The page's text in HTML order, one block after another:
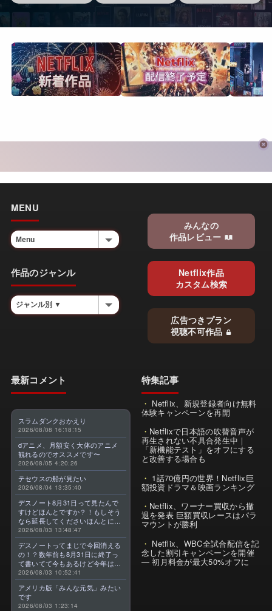
MENU
作品のジャンル
みんなの
作品レビュー
Netflix作品
カスタム検索
広告つきプラン
視聴不可作品
最新コメント
スラムダンクおかえり
2026/08/08 16:18:15
dアニメ、月額安く大体のアニメ
観れるのでオススメです〜
2026/08/05 4:20:26
テセウスの船が見たい
2026/08/04 13:35:40
デスノート8月31日って見たんで
すけどほんとですか？！もしそう
なら延長してくださいほんとに大
好きなんです😭
2026/08/03 13:48:47
デスノートってまじで今回消える
の！？数年前も8月31日に終了っ
て書いてて今もあるけど今年はま
じのやつ！？よくわからん！！で
きればなくならないでほしい！平
成アニメを振り返らせてくれっ
っ！！！！！！！
2026/08/03 10:52:41
アメリカ版「みんな元気」みたい
です
2026/08/03 1:23:14
特集記事
Netflix、新規登録者向け無料
体験キャンペーンを再開
Netflixで日本語の吹替音声が
再生されない不具合発生中｜
「新機能テスト」をオフにする
と改善する場合も
1話70億円の世界！Netflix巨
額投資ドラマ＆映画ランキング
Netflix、ワーナー買収から撤
退を発表 巨額買収レースはパラ
マウントが勝利
Netflix、WBC全試合配信を記
念した割引キャンペーンを開催
— 初月料金が最大50%オフに